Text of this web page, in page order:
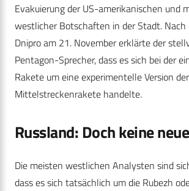
Evakuierung der US-amerikanischen und
westlicher Botschaften in der Stadt.
Dnipro am 21. November erklärte der
Pentagon-Sprecher, dass es sich bei der
Rakete um eine experimentelle Version
Mittelstreckenrakete handelte.
Russland: Doch keine
Die meisten westlichen Analysten sind
dass es sich tatsächlich um die Rubezh